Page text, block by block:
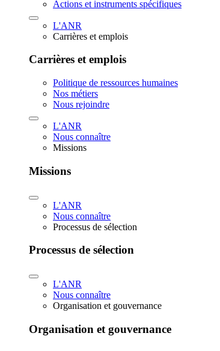
Actions et instruments spécifiques
L'ANR
Carrières et emplois
Carrières et emplois
Politique de ressources humaines
Nos métiers
Nous rejoindre
L'ANR
Nous connaître
Missions
Missions
L'ANR
Nous connaître
Processus de sélection
Processus de sélection
L'ANR
Nous connaître
Organisation et gouvernance
Organisation et gouvernance